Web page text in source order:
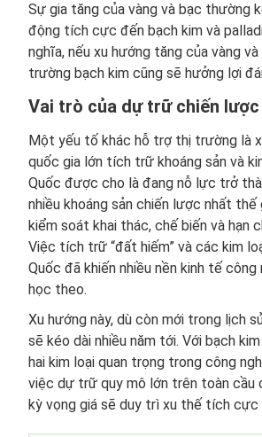
Sự gia tăng của vàng và bạc thường
động tích cực đến bạch kim và
nghĩa, nếu xu hướng tăng của vàng
trường bạch kim cũng sẽ hưởng lợi
Vai trò của dự trữ chiến
Một yếu tố khác hỗ trợ thị trường là
quốc gia lớn tích trữ khoáng sản và
Quốc được cho là đang nỗ lực trở
nhiều khoáng sản chiến lược nhất thế
kiểm soát khai thác, chế biến và hạn
Việc tích trữ “đất hiếm” và các kim
Quốc đã khiến nhiều nền kinh tế công
học theo.
Xu hướng này, dù còn mới trong lịch
sẽ kéo dài nhiều năm tới. Với bạch
hai kim loại quan trọng trong công
việc dự trữ quy mô lớn trên toàn cầu
kỳ vọng giá sẽ duy trì xu thế tích cực